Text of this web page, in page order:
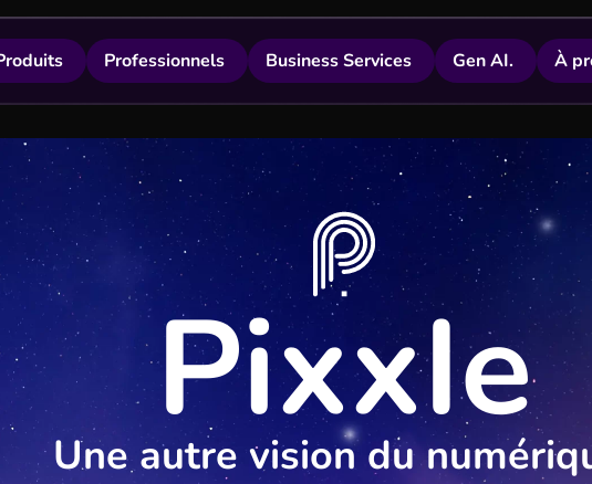
Professionnels Business Services Gen AI. À
référence digitale née à Aix-en-Provence et acteur
solution numérique
PixxIe
Une autre vision du